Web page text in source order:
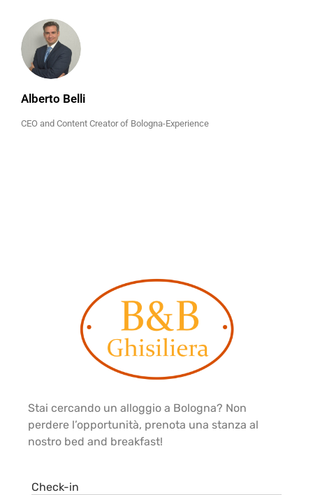
Alberto Belli
CEO and Content Creator of Bologna-Experience
Stai cercando un alloggio a Bologna? Non
perdere l’opportunità, prenota una stanza al
nostro bed and breakfast!
Check-in